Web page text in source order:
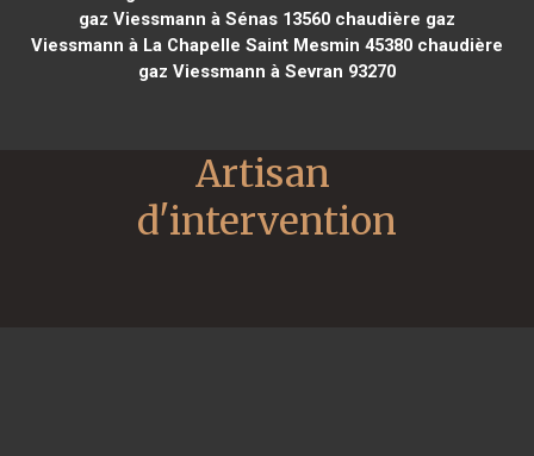
gaz Viessmann à Sénas 13560chaudière gaz
Viessmann à La Chapelle Saint Mesmin 45380chaudière
gaz Viessmann à Sevran 93270
Artisan
d'intervention